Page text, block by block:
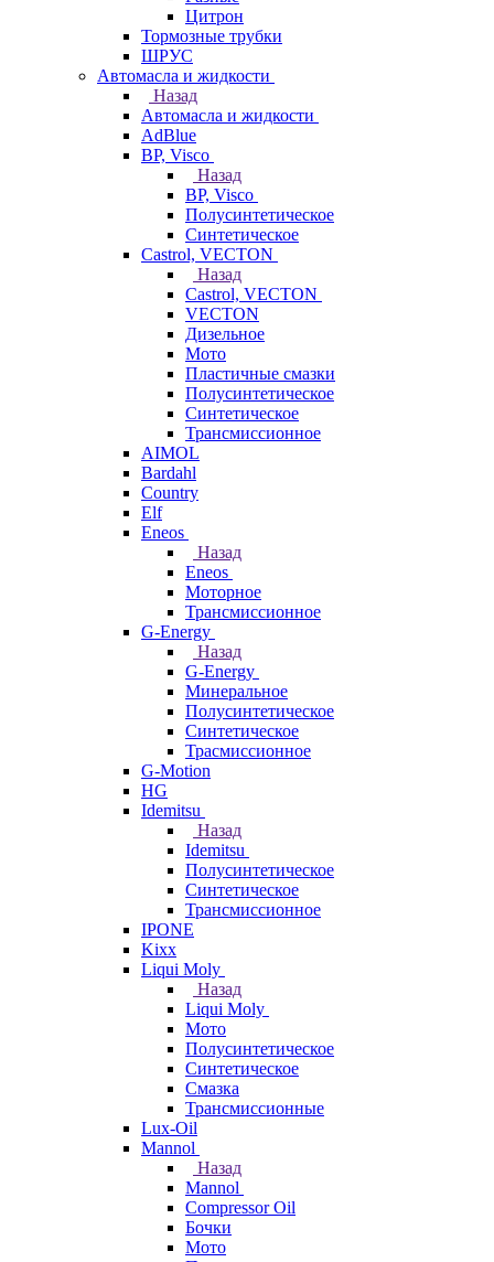
Цитрон
Тормозные трубки
ШРУС
Автомасла и жидкости
Назад
Автомасла и жидкости
AdBlue
BP, Visco
Назад
BP, Visco
Полусинтетическое
Синтетическое
Castrol, VECTON
Назад
Castrol, VECTON
VECTON
Дизельное
Мото
Пластичные смазки
Полусинтетическое
Синтетическое
Трансмиссионное
AIMOL
Bardahl
Country
Elf
Eneos
Назад
Eneos
Моторное
Трансмиссионное
G-Energy
Назад
G-Energy
Минеральное
Полусинтетическое
Синтетическое
Трасмиссионное
G-Motion
HG
Idemitsu
Назад
Idemitsu
Полусинтетическое
Синтетическое
Трансмиссионное
IPONE
Kixx
Liqui Moly
Назад
Liqui Moly
Мото
Полусинтетическое
Синтетическое
Смазка
Трансмиссионные
Lux-Oil
Mannol
Назад
Mannol
Compressor Oil
Бочки
Мото